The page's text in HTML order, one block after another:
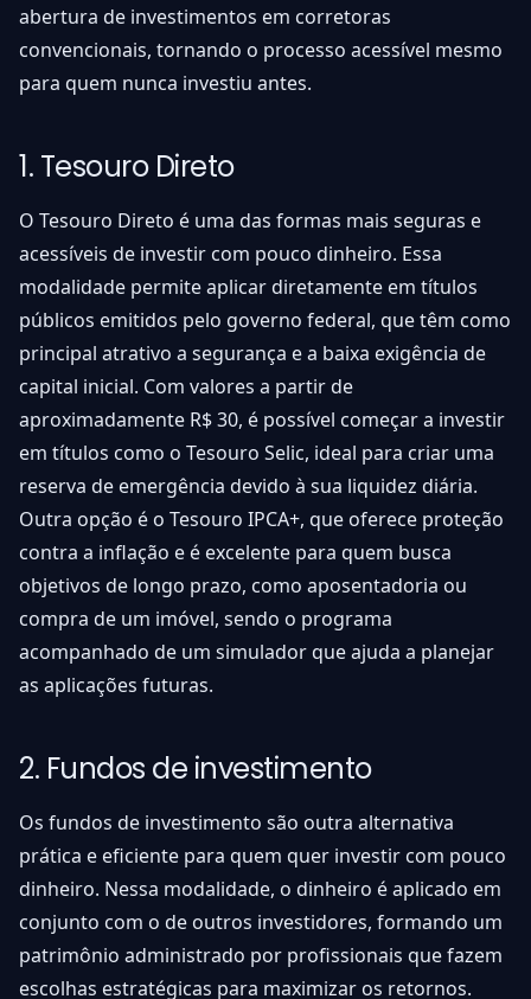
abertura de investimentos em corretoras
convencionais, tornando o processo acessível mesmo
para quem nunca investiu antes.
1. Tesouro Direto
O Tesouro Direto é uma das formas mais seguras e
acessíveis de investir com pouco dinheiro. Essa
modalidade permite aplicar diretamente em títulos
públicos emitidos pelo governo federal, que têm como
principal atrativo a segurança e a baixa exigência de
capital inicial. Com valores a partir de
aproximadamente R$ 30, é possível começar a investir
em títulos como o Tesouro Selic, ideal para criar uma
reserva de emergência devido à sua liquidez diária.
Outra opção é o Tesouro IPCA+, que oferece proteção
contra a inflação e é excelente para quem busca
objetivos de longo prazo, como aposentadoria ou
compra de um imóvel, sendo o programa
acompanhado de um simulador que ajuda a planejar
as aplicações futuras.
2. Fundos de investimento
Os fundos de investimento são outra alternativa
prática e eficiente para quem quer investir com pouco
dinheiro. Nessa modalidade, o dinheiro é aplicado em
conjunto com o de outros investidores, formando um
patrimônio administrado por profissionais que fazem
escolhas estratégicas para maximizar os retornos.